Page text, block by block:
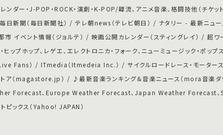
ー・J-POP・ROCK・演劇・K-POP/韓流、アニメ音楽、格闘技他（チケッ
新聞（毎日新聞社） / テレ朝news（テレビ朝日） / ナタリー - 最新ニュー
イベント情報（ジョルテ） / 映画公開カレンダー（スティングレイ） / 超
ップホップ、レゲエ、エレクトロニカ・フォーク、ニューミュージック・ポップ
Live Fans） / ITmedia（Itmedeia Inc.） / サイクルロードレース・モーター
（magastore.jp） / ♪最新音楽ランキング＆音楽ニュース（mora音楽
Forecast、Europe Weather Forecast、Japan Weather Forecast
ックス（Yahoo! JAPAN）